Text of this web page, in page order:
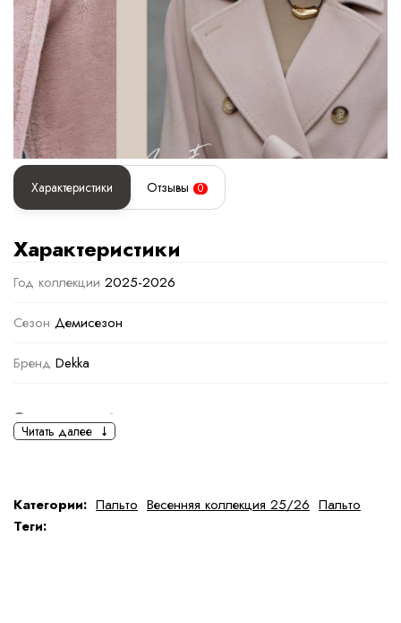
Характеристики Отзывы 0
Характеристики
Год коллекции 2025-2026
Сезон Демисезон
Бренд Dekka
Основная информация
Ткань Шерсть
Состав ткани
Читать далее
Категории: Пальто Весенняя коллекция 25/26 Пальто
Теги: